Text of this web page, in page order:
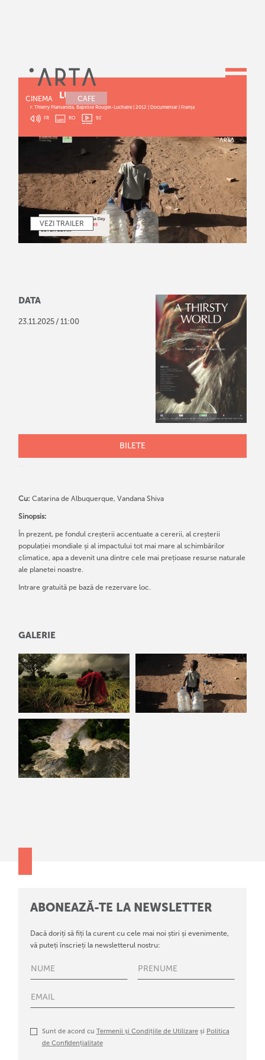
CINEMA CAFE
SETEA LUMII
r: Thierry Piantanida, Baptiste Rouget-Luchaire | 2012 | Documentar | Franța
FR
RO 91'
VEZI TRAILER
DATA
23.11 .2025 / 11:00
BILETE
Cu: Catarina de Albuquerque, Vandana Shiva
Sinopsis:
În prezent, pe fondul creșterii accentuate a cererii, al creșterii
populației mondiale și al impactului tot mai mare al schimbărilor
climatice, apa a devenit una dintre cele mai prețioase resurse naturale
ale planetei noastre.
Intrare gratuită pe bază de rezervare loc.
GALERIE
ABONEAZĂ-TE LA NEWSLETTER
Dacă doriți să fiți la curent cu cele mai noi știri și evenimente,
vă puteți înscrieți la newsletterul nostru:
Sunt de acord cu Termenii și Condițiile de Utilizareși Politica
de Confidențialitate